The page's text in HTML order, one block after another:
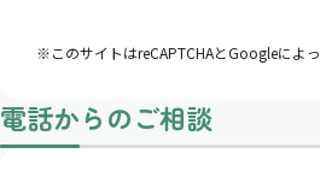
※このサイトはreCAPTCHAとGoogleによっ
電話からのご相談